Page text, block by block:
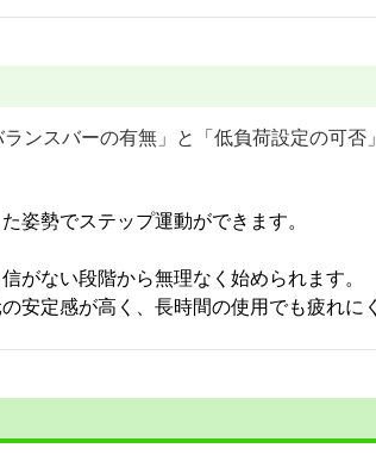
ンスバーの有無」と「低負荷設定の可
姿勢でステップ運動ができます。
がない段階から無理なく始められます。
安定感が高く、長時間の使用でも疲れに